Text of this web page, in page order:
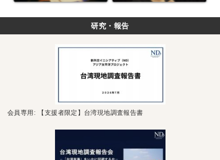
研究・報告
会員専用: 【支援者限定】台湾現地調査報告書